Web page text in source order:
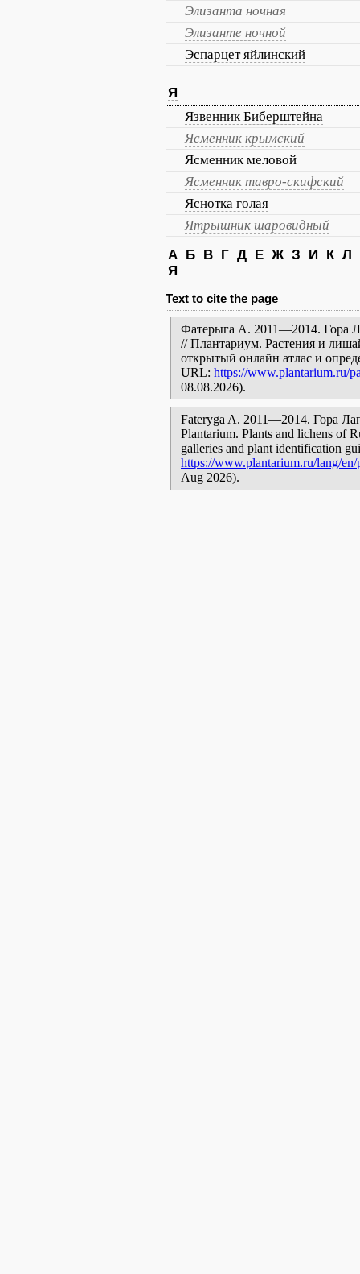
Элизанта ночная
Элизанте ночной
Эспарцет яйлинский
Я
Язвенник Биберштейна
Ясменник крымский
Ясменник меловой
Ясменник тавро-скифский
Яснотка голая
Ятрышник шаровидный
А Б В Г Д Е Ж З И К Л
Я
Text to cite the page
Фатерыга А. 2011—2014. Гора
// Плантариум. Растения и
открытый онлайн атлас и
URL: https://www.plantarium.ru/
08.08.2026).
Fateryga A. 2011—2014. Гора
Plantarium. Plants and lichens of
galleries and plant identification
https://www.plantarium.ru/lang/
Aug 2026).